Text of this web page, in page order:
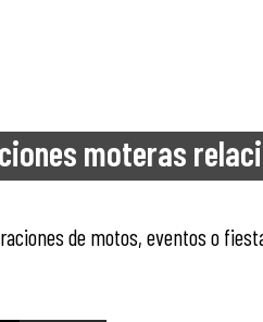
moteras
de motos, eventos o